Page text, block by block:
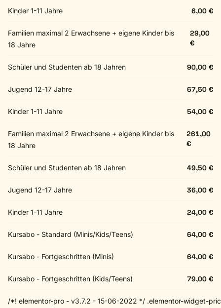
Kinder 1-11 Jahre 6,00 €
Familien maximal 2 Erwachsene + eigene Kinder bis
18 Jahre
29,00
€
Schüler und Studenten ab 18 Jahren 90,00 €
Jugend 12-17 Jahre 67,50 €
Kinder 1-11 Jahre 54,00 €
Familien maximal 2 Erwachsene + eigene Kinder bis
18 Jahre
261,00
€
Schüler und Studenten ab 18 Jahren 49,50 €
Jugend 12-17 Jahre 36,00 €
Kinder 1-11 Jahre 24,00 €
Kursabo - Standard (Minis/Kids/Teens) 64,00 €
Kursabo - Fortgeschritten (Minis) 64,00 €
Kursabo - Fortgeschritten (Kids/Teens) 79,00 €
/*! elementor-pro - v3.7.2 - 15-06-2022 */ .elementor-widget-